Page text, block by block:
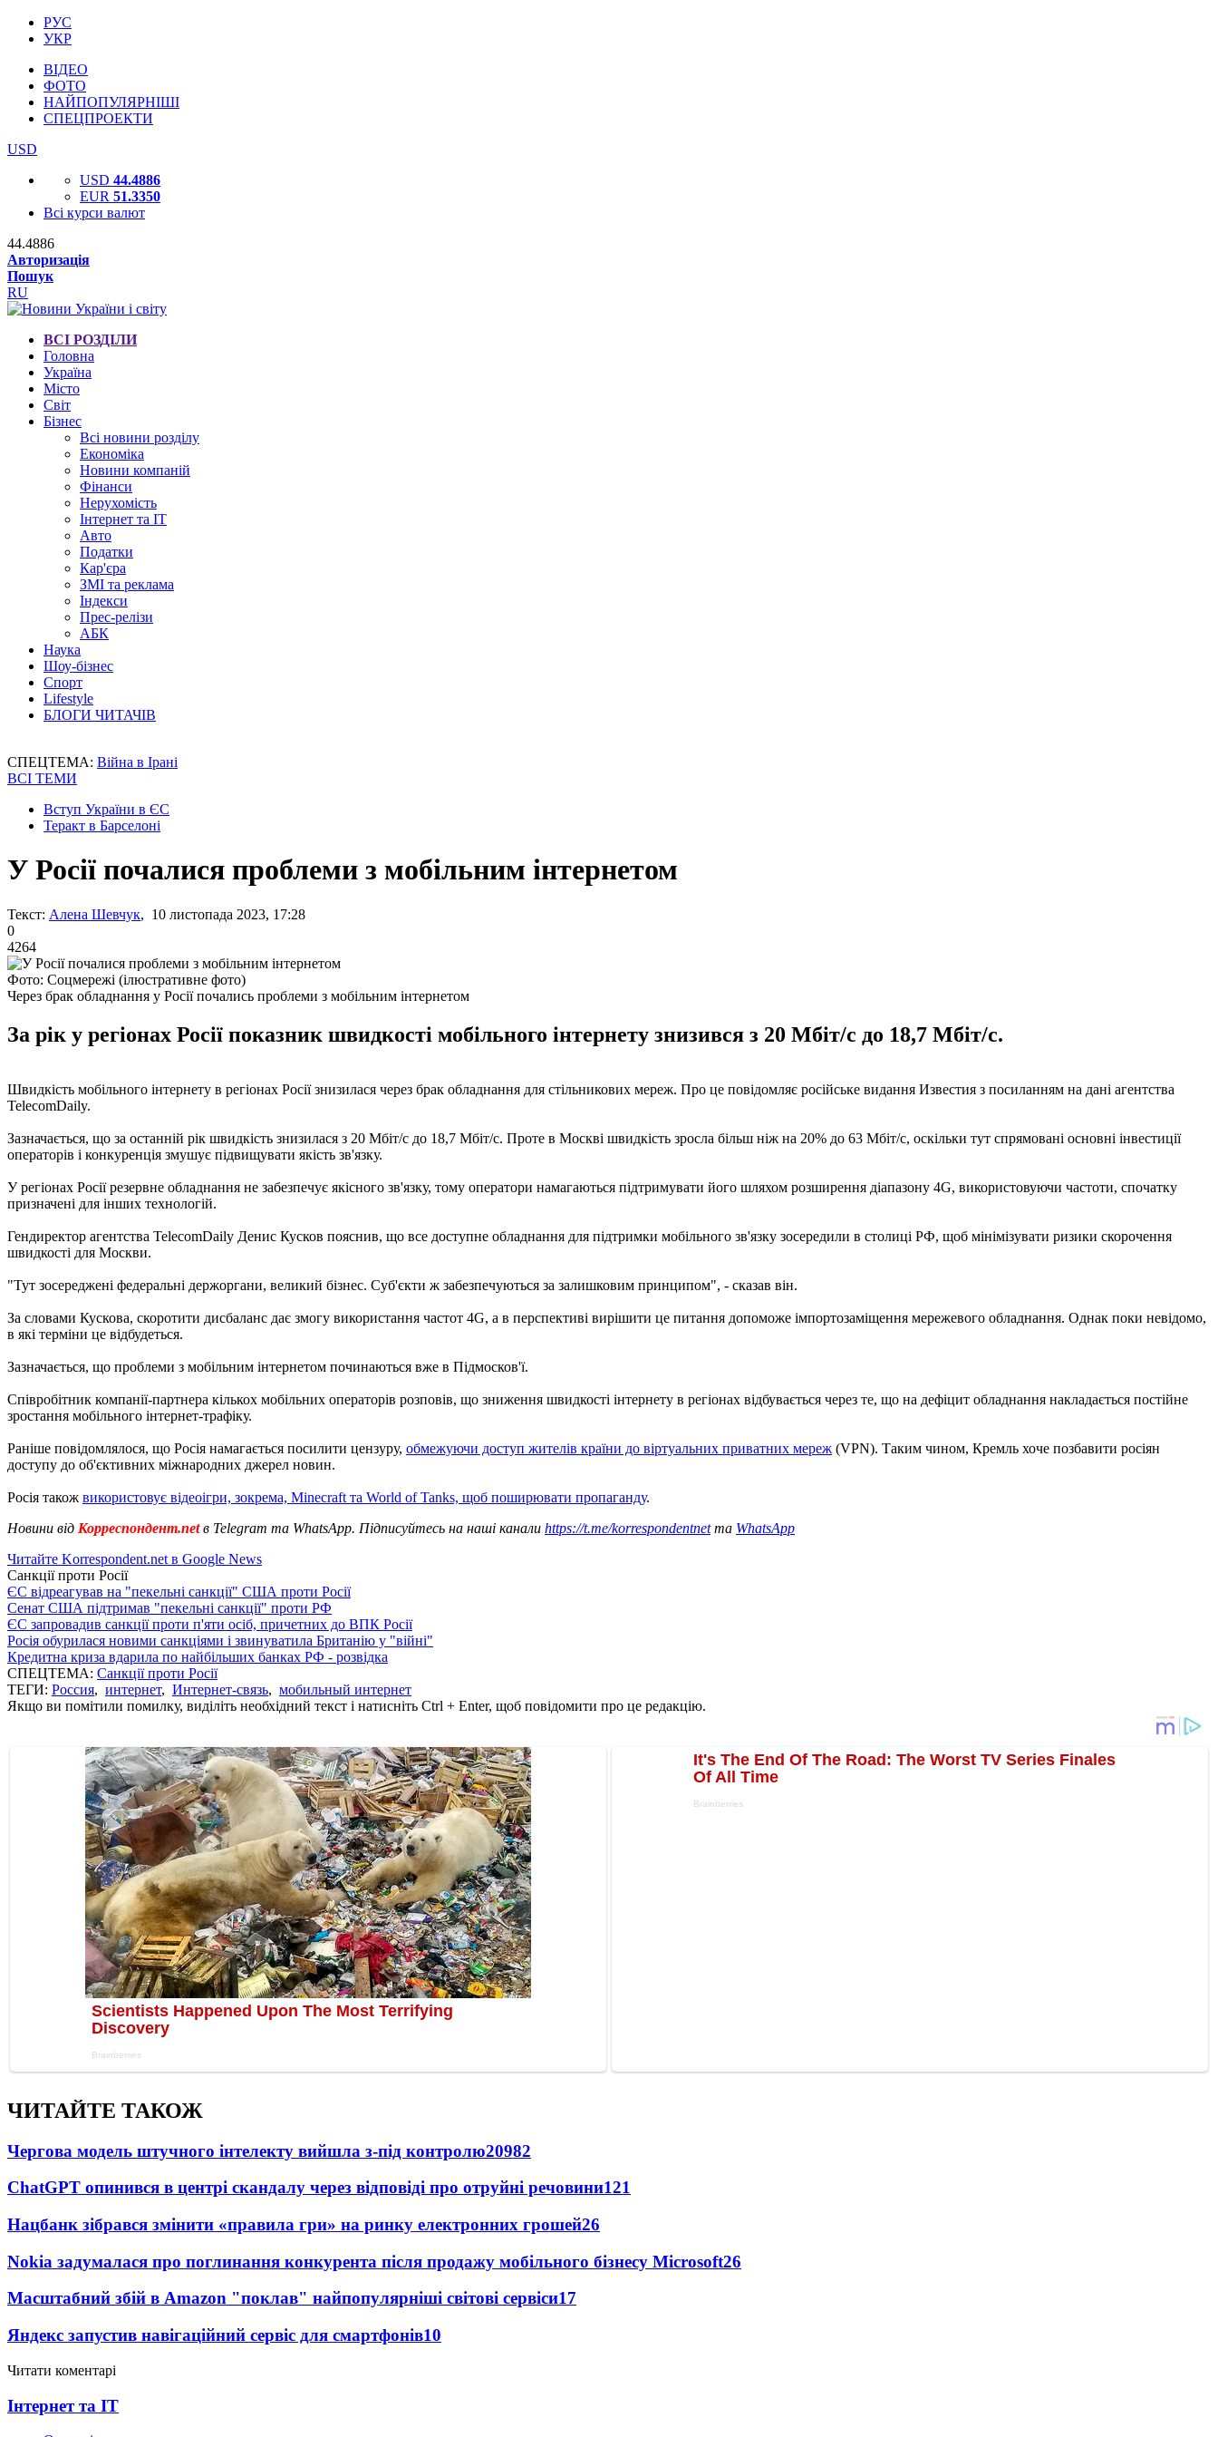
РУС
УКР
ВІДЕО
ФОТО
НАЙПОПУЛЯРНІШІ
СПЕЦПРОЕКТИ
USD
USD 44.4886
EUR 51.3350
Всі курси валют
44.4886
Авторизація
Пошук
RU
ВСІ РОЗДІЛИ
Головна
Україна
Місто
Світ
Бізнес
Всі новини розділу
Економіка
Новини компаній
Фінанси
Нерухомість
Інтернет та IT
Авто
Податки
Кар'єра
ЗМІ та реклама
Індекси
Прес-релізи
АБК
Наука
Шоу-бізнес
Спорт
Lifestyle
БЛОГИ ЧИТАЧІВ
СПЕЦТЕМА: Війна в Ірані
ВСІ ТЕМИ
Вступ України в ЄС
Теракт в Барселоні
У Росії почалися проблеми з мобільним інтернетом
Текст: Алена Шевчук, 10 листопада 2023, 17:28
0
4264
Фото: Соцмережі (ілюстративне фото)
Через брак обладнання у Росії почались проблеми з мобільним інтернетом
За рік у регіонах Росії показник швидкості мобільного інтернету знизився з 20 Мбіт/с до 18,7 Мбіт/с.
Швидкість мобільного інтернету в регіонах Росії знизилася через брак обладнання для стільникових мереж. Про це повідомляє російське видання Известия з посиланням на дані агентства
TelecomDaily.
Зазначається, що за останній рік швидкість знизилася з 20 Мбіт/с до 18,7 Мбіт/с. Проте в Москві швидкість зросла більш ніж на 20% до 63 Мбіт/с, оскільки тут спрямовані основні інвестиції
операторів і конкуренція змушує підвищувати якість зв'язку.
У регіонах Росії резервне обладнання не забезпечує якісного зв'язку, тому оператори намагаються підтримувати його шляхом розширення діапазону 4G, використовуючи частоти, спочатку
призначені для інших технологій.
Гендиректор агентства TelecomDaily Денис Кусков пояснив, що все доступне обладнання для підтримки мобільного зв'язку зосередили в столиці РФ, щоб мінімізувати ризики скорочення
швидкості для Москви.
"Тут зосереджені федеральні держоргани, великий бізнес. Суб'єкти ж забезпечуються за залишковим принципом", - сказав він.
За словами Кускова, скоротити дисбаланс дає змогу використання частот 4G, а в перспективі вирішити це питання допоможе імпортозаміщення мережевого обладнання. Однак поки невідомо,
в які терміни це відбудеться.
Зазначається, що проблеми з мобільним інтернетом починаються вже в Підмосков'ї.
Співробітник компанії-партнера кількох мобільних операторів розповів, що зниження швидкості інтернету в регіонах відбувається через те, що на дефіцит обладнання накладається постійне
зростання мобільного інтернет-трафіку.
Раніше повідомлялося, що Росія намагається посилити цензуру, обмежуючи доступ жителів країни до віртуальних приватних мереж (VPN). Таким чином, Кремль хоче позбавити росіян
доступу до об'єктивних міжнародних джерел новин.
Росія також використовує відеоігри, зокрема, Minecraft та World of Tanks, щоб поширювати пропаганду.
Новини від Корреспондент.netв Telegram та WhatsApp. Підписуйтесь на наші канали https://t.me/korrespondentnetта WhatsApp
Читайте Korrespondent.net в Google News
Санкції проти Росії
ЄС відреагував на "пекельні санкції" США проти Росії
Сенат США підтримав "пекельні санкції" проти РФ
ЄС запровадив санкції проти п'яти осіб, причетних до ВПК Росії
Росія обурилася новими санкціями і звинуватила Британію у "війні"
Кредитна криза вдарила по найбільших банках РФ - розвідка
СПЕЦТЕМА: Санкції проти Росії
ТЕГИ: Россия, интернет, Интернет-связь, мобильный интернет
Якщо ви помітили помилку, виділіть необхідний текст і натисніть Ctrl + Enter, щоб повідомити про це редакцію.
ЧИТАЙТЕ ТАКОЖ
Чергова модель штучного інтелекту вийшла з-під контролю20982
ChatGPT опинився в центрі скандалу через відповіді про отруйні речовини121
Нацбанк зібрався змінити «правила гри» на ринку електронних грошей26
Nokia задумалася про поглинання конкурента після продажу мобільного бізнесу Microsoft26
Масштабний збій в Amazon "поклав" найпопулярніші світові сервіси17
Яндекс запустив навігаційний сервіс для смартфонів10
Читати коментарі
Інтернет та IT